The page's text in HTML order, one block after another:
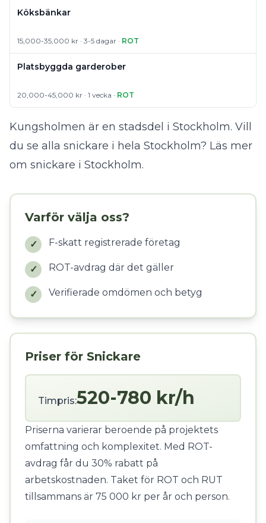
Köksbänkar
15,000-35,000 kr · 3-5 dagar · ROT
Platsbyggda garderober
20,000-45,000 kr · 1 vecka · ROT
Kungsholmen är en stadsdel i Stockholm. Vill
du se alla snickare i hela Stockholm? Läs mer
om snickare i Stockholm.
Varför välja oss?
✓ F-skatt registrerade företag
✓ ROT-avdrag där det gäller
✓ Verifierade omdömen och betyg
Priser för Snickare
Timpris:520-780 kr/h
Priserna varierar beroende på projektets
omfattning och komplexitet. Med ROT-
avdrag får du 30% rabatt på
arbetskostnaden. Taket för ROT och RUT
tillsammans är 75 000 kr per år och person.